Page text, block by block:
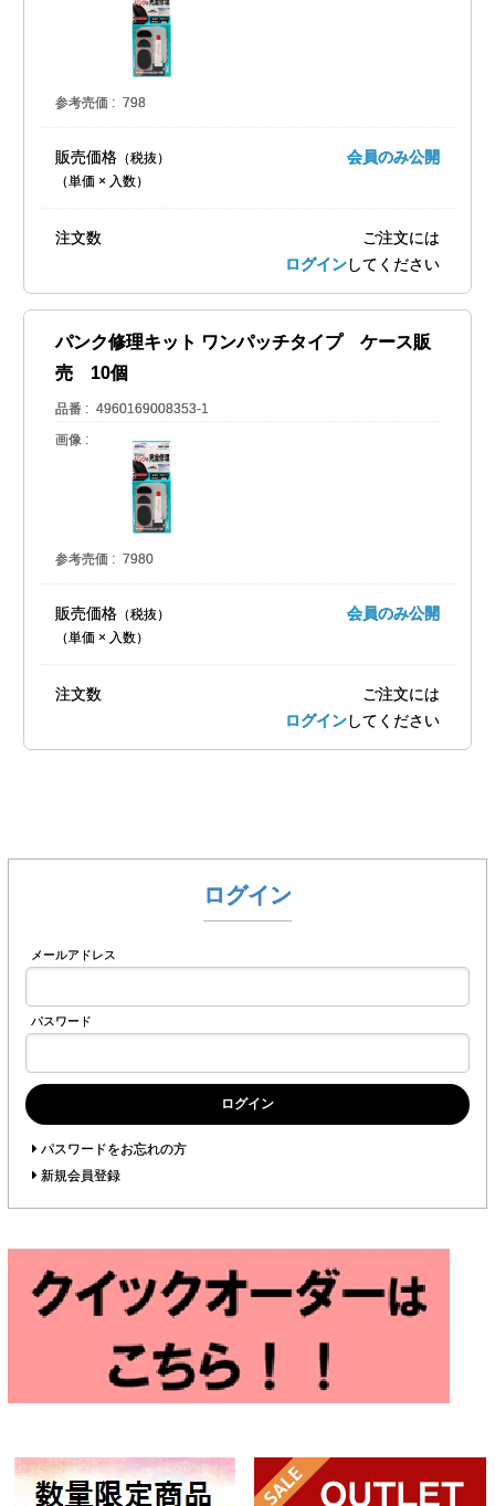
参考売価 798
販売価格
（単価 × 入数）
会員のみ公開
注文数
ご注文には
ログインしてください
パンク修理キット ワンパッチタイプ ケース販
売 10個
品番 4960169008353-1
画像
参考売価 7980
販売価格
（単価 × 入数）
会員のみ公開
注文数
ご注文には
ログインしてください
ログイン
メールアドレス
パスワード
ログイン
パスワードをお忘れの方
新規会員登録